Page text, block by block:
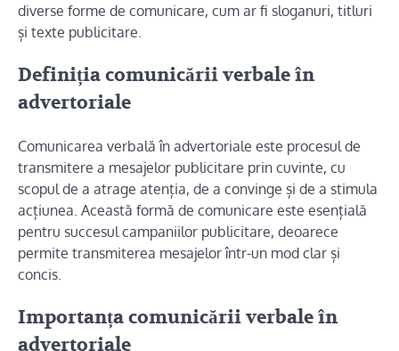
diverse forme de comunicare, cum ar fi sloganuri, titluri
și texte publicitare.
Definiția comunicării verbale în
advertoriale
Comunicarea verbală în advertoriale este procesul de
transmitere a mesajelor publicitare prin cuvinte, cu
scopul de a atrage atenția, de a convinge și de a stimula
acțiunea. Această formă de comunicare este esențială
pentru succesul campaniilor publicitare, deoarece
permite transmiterea mesajelor într-un mod clar și
concis.
Importanța comunicării verbale în
advertoriale